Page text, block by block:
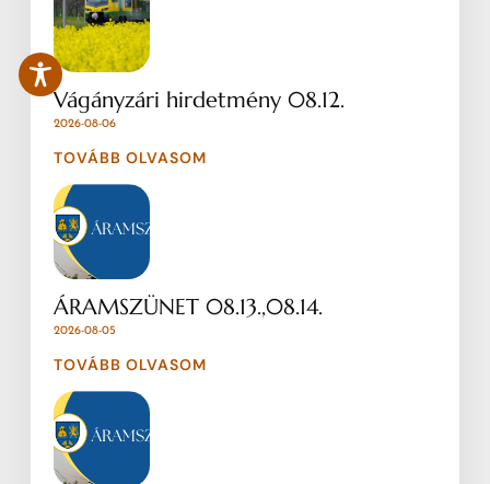
Vágányzári hirdetmény 08.12.
2026-08-06
TOVÁBB OLVASOM
ÁRAMSZÜNET 08.13.,08.14.
2026-08-05
TOVÁBB OLVASOM